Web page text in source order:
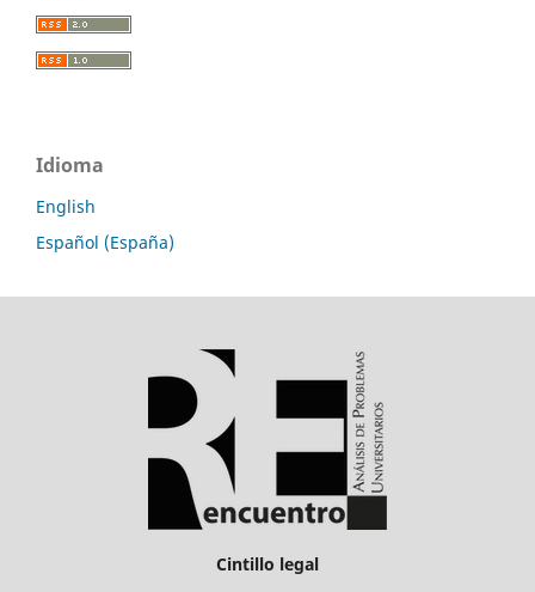
Idioma
English
Español (España)
Cintillo legal